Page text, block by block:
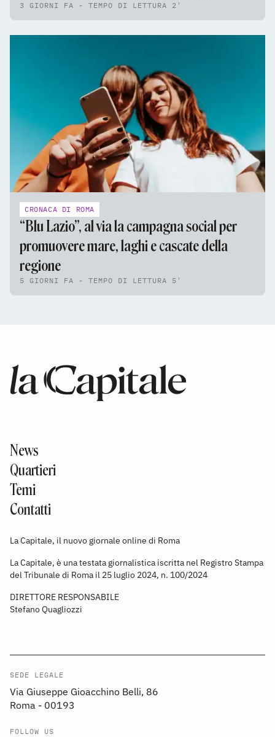
3 GIORNI FA - TEMPO DI LETTURA 2'
CRONACA DI ROMA
“Blu Lazio”, al via la campagna social per
promuovere mare, laghi e cascate della
regione
5 GIORNI FA - TEMPO DI LETTURA 5'
News
Quartieri
Temi
Contatti
La Capitale, il nuovo giornale online di Roma
La Capitale, è una testata giornalistica iscritta nel Registro Stampa
del Tribunale di Roma il 25 luglio 2024, n. 100/2024
DIRETTORE RESPONSABILE
Stefano Quagliozzi
SEDE LEGALE
Via Giuseppe Gioacchino Belli, 86
Roma - 00193
FOLLOW US